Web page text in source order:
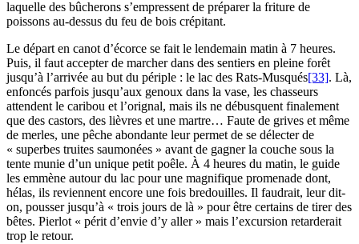
laquelle des bûcherons s’empressent de préparer la friture de
poissons au-dessus du feu de bois crépitant.
Le départ en canot d’écorce se fait le lendemain matin à 7 heures.
Puis, il faut accepter de marcher dans des sentiers en pleine forêt
jusqu’à l’arrivée au but du périple : le lac des Rats-Musqués[33]. Là,
enfoncés parfois jusqu’aux genoux dans la vase, les chasseurs
attendent le caribou et l’orignal, mais ils ne débusquent finalement
que des castors, des lièvres et une martre… Faute de grives et même
de merles, une pêche abondante leur permet de se délecter de
« superbes truites saumonées » avant de gagner la couche sous la
tente munie d’un unique petit poêle. À 4 heures du matin, le guide
les emmène autour du lac pour une magnifique promenade dont,
hélas, ils reviennent encore une fois bredouilles. Il faudrait, leur dit-
on, pousser jusqu’à « trois jours de là » pour être certains de tirer des
bêtes. Pierlot « périt d’envie d’y aller » mais l’excursion retarderait
trop le retour.